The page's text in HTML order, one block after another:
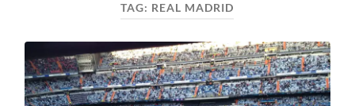
TAG: REAL MADRID